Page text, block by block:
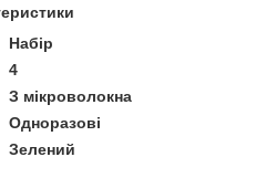
Набір
4
З мікроволокна
Одноразові
Зелений